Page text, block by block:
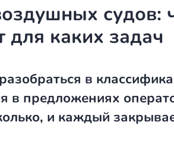
судов:
для каких задач
в
в предложениях
и каждый